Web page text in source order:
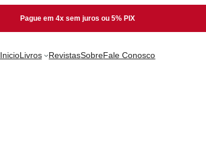
Pague em 4x sem juros ou 5% PIX
InicioLivros RevistasSobreFale Conosco